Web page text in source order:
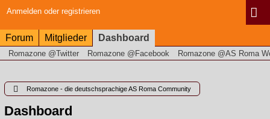
Anmelden oder registrieren
Forum Mitglieder Dashboard
Romazone @Twitter Romazone @Facebook Romazone @AS Roma
Romazone - die deutschsprachige AS Roma Community
Dashboard